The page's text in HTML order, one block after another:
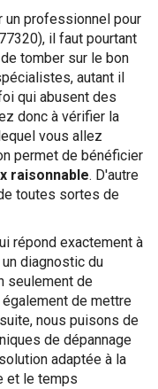
professionnel pour
il faut pourtant
tomber sur le bon
autant il
qui abusent des
donc à vérifier la
vous allez
permet de bénéficier
raisonnable. D'autre
toutes sortes de
répond exactement à
diagnostic du
seulement de
de mettre
nous puisons de
de dépannage
adaptée à la
et le temps